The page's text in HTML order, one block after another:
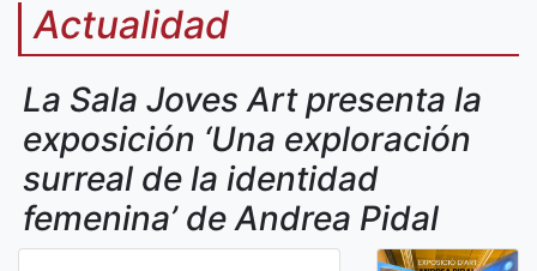
Actualidad
La Sala Joves Art presenta la
exposición ‘Una exploración
surreal de la identidad
femenina’ de Andrea Pidal